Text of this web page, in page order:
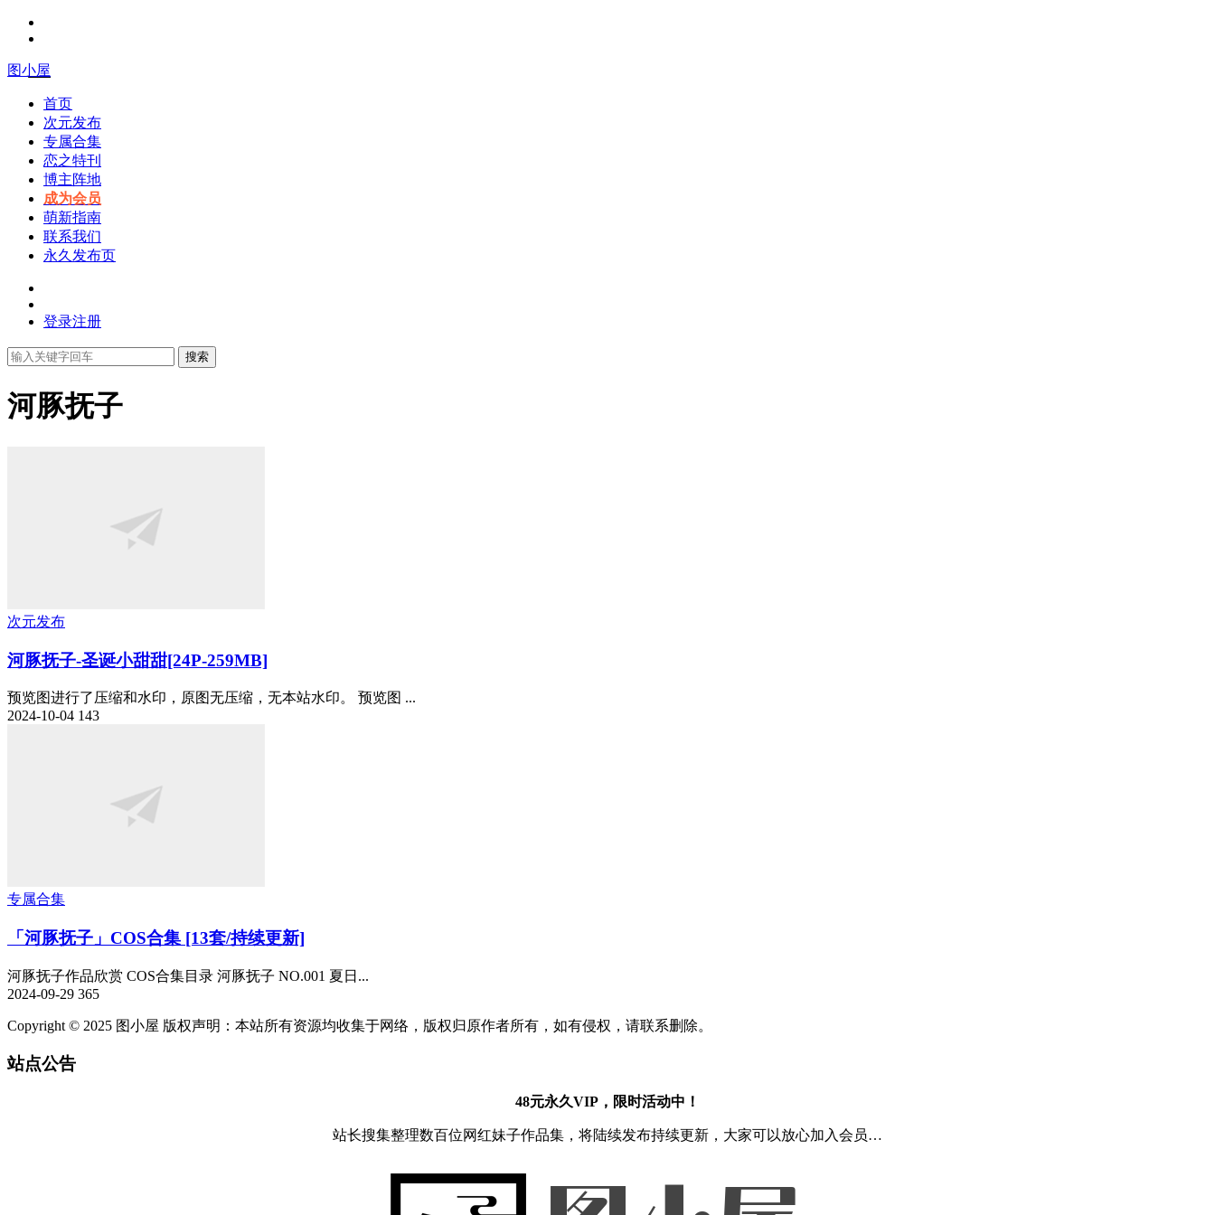
图小屋
首页
次元发布
专属合集
恋之特刊
博主阵地
成为会员
萌新指南
联系我们
永久发布页
登录注册
搜索
河豚抚子
次元发布
河豚抚子-圣诞小甜甜[24P-259MB]
预览图进行了压缩和水印，原图无压缩，无本站水印。 预览图 ...
2024-10-04 143
专属合集
「河豚抚子」COS合集 [13套/持续更新]
河豚抚子作品欣赏 COS合集目录 河豚抚子 NO.001 夏日...
2024-09-29 365
Copyright © 2025 图小屋 版权声明：本站所有资源均收集于网络，版权归原作者所有，如有侵权，请联系删除。
站点公告
48元永久VIP，限时活动中！
站长搜集整理数百位网红妹子作品集，将陆续发布持续更新，大家可以放心加入会员…